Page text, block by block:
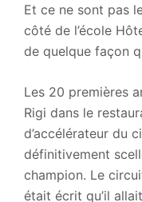
Et ce ne sont pas
côté de l’école
de quelque façon
Les 20 premières
Rigi dans le
d’accélérateur du
définitivement
champion. Le
était écrit qu’il